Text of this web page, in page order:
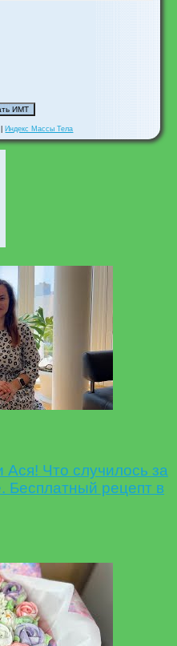
Индекс Массы Тела
Что случилось за
Бесплатный рецепт в